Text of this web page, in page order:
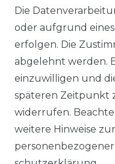
Impressum
Die
oder aufgrund
erfolgen. Die
abgelehnt werden.
einzuwilligen und
späteren Zeitpunkt
widerrufen.
weitere Hinweise